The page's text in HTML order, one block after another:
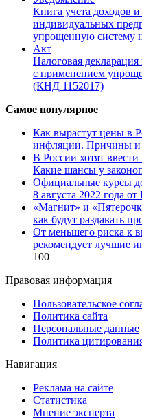
Книга учета доходов
индивидуальных
упрощенную систему
Акт
Налоговая
с применением
(КНД 1152017)
Самое популярное
Как вырастут цены в
инфляции. Причины и
В России хотят
Какие шансы у
Официальные курсы
8 августа 2022 года
«Магнит» и
как будут раздавать
От меньшего риска к
рекомендует лучшие
100
Правовая информация
Пользовательское
Политика сайта
Персональные данные
Политика
Навигация
Реклама на сайте
Статистика
Мнение эксперта